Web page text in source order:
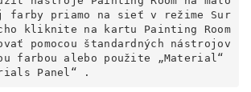
farby priamo na sieť v režime Sur
kliknite na kartu Painting Room
pomocou štandardných nástrojov
farbou alebo použite „Material“
Panel“ .